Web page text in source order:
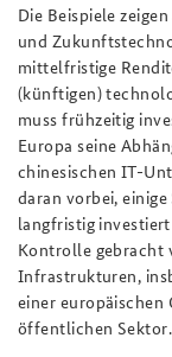
Die Beispiele
und
mittelfristige
(künftigen)
muss frühzeitig
Europa seine
chinesischen IT-
daran vorbei,
langfristig
Kontrolle gebracht
Infrastrukturen,
einer
öffentlichen Sektor.